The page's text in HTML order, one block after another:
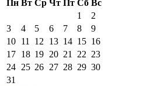
Пн Вт Ср Чт Пт Сб Вс
1
2
3
4 5 6 7 8
9
10 11 12 13 14 15 16
17 18 19 20 21 22 23
24 25 26 27 28 29 30
31